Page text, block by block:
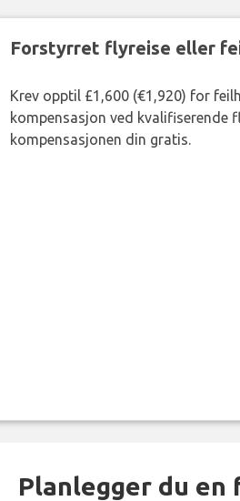
Forstyrret flyreise eller
Krev opptil £1,600 (€1,920) for
kompensasjon ved kvalifiserende
kompensasjonen din gratis.
Planlegger du